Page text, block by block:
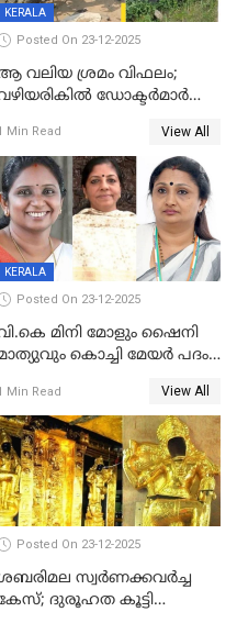
KERALA
Posted On 23-12-2025
വലിയ ശ്രമം വിഫലം;
‌ഡോക്ടര്‍മാര്‍
മരണത്തിന് കീഴടങ്ങി
Min Read View All
KERALA
Posted On 23-12-2025
മിനി മോളും ഷൈനി
കൊച്ചി മേയർ പദം
മേയറാകില്ല
Min Read View All
Posted On 23-12-2025
സ്വര്‍ണക്കവര്‍ച്ച
ദുരൂഹത കൂട്ടി